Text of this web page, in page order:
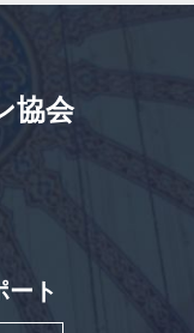
協会
ート